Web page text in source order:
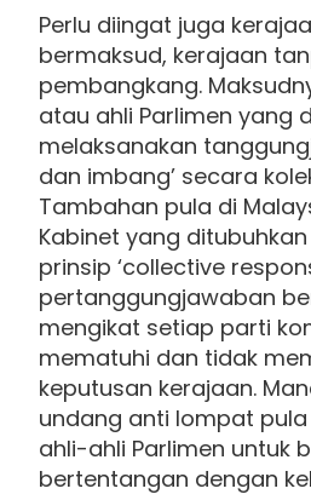
Perlu diingat juga
bermaksud, kerajaan
pembangkang.
atau ahli Parlimen yang
melaksanakan
dan imbang’ secara
Tambahan pula di
Kabinet yang
prinsip ‘collective
pertanggungjawaban
mengikat setiap parti
mematuhi dan tidak
keputusan kerajaan.
undang anti lompat
ahli-ahli Parlimen untuk
bertentangan dengan